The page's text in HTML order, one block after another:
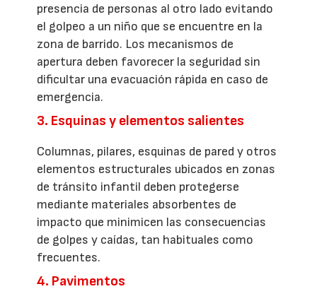
presencia de personas al otro lado evitando
el golpeo a un niño que se encuentre en la
zona de barrido. Los mecanismos de
apertura deben favorecer la seguridad sin
dificultar una evacuación rápida en caso de
emergencia.
3. Esquinas y elementos salientes
Columnas, pilares, esquinas de pared y otros
elementos estructurales ubicados en zonas
de tránsito infantil deben protegerse
mediante materiales absorbentes de
impacto que minimicen las consecuencias
de golpes y caídas, tan habituales como
frecuentes.
4. Pavimentos